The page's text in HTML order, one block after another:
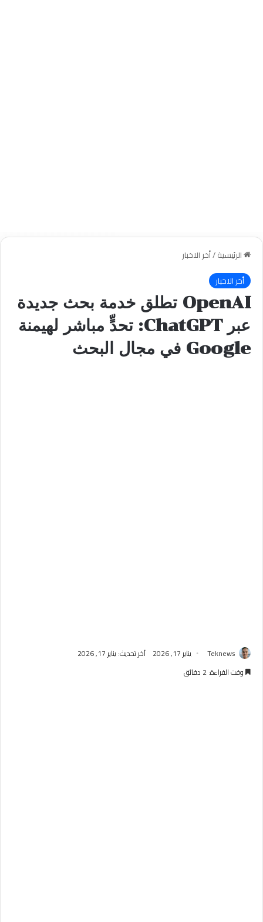
الرئيسية/أخر الاخبار
أخر الاخبار
OpenAI تطلق خدمة بحث جديدة
عبر ChatGPT: تحدٍّ مباشر لهيمنة
Google في مجال البحث
Teknews يناير 17, 2026
آخر تحديث: يناير 17, 2026
وقت القراءة: 2 دقائق